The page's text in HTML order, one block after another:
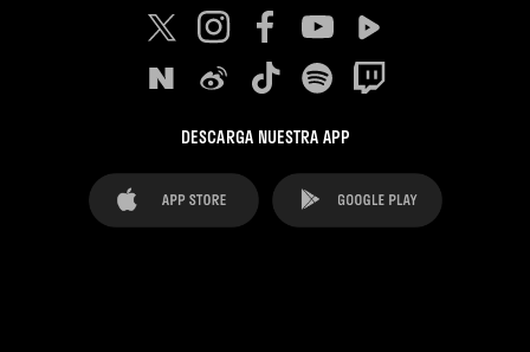
DESCARGA NUESTRA APP